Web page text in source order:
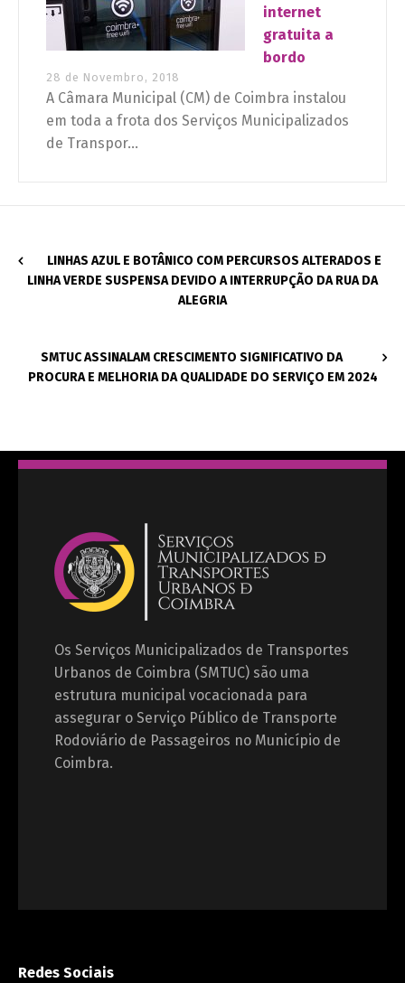
internet
gratuita a
bordo
28 de Novembro, 2018
A Câmara Municipal (CM) de Coimbra instalou
em toda a frota dos Serviços Municipalizados
de Transpor...
LINHAS AZUL E BOTÂNICO COM PERCURSOS ALTERADOS E
LINHA VERDE SUSPENSA DEVIDO A INTERRUPÇÃO DA RUA DA
ALEGRIA
SMTUC ASSINALAM CRESCIMENTO SIGNIFICATIVO DA
PROCURA E MELHORIA DA QUALIDADE DO SERVIÇO EM 2024
Os Serviços Municipalizados de Transportes
Urbanos de Coimbra (SMTUC) são uma
estrutura municipal vocacionada para
assegurar o Serviço Público de Transporte
Rodoviário de Passageiros no Município de
Coimbra.
Redes Sociais